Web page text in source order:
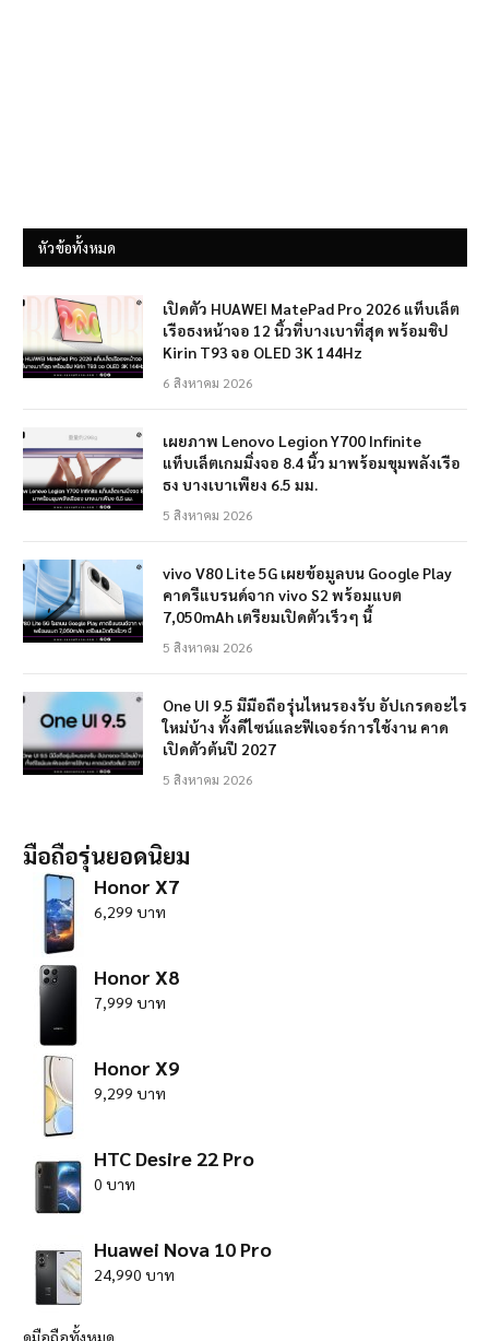
หัวข้อทั้งหมด
เปิดตัว HUAWEI MatePad Pro 2026 แท็บเล็ต
เรือธงหน้าจอ 12 นิ้วที่บางเบาที่สุด พร้อมชิป
Kirin T93 จอ OLED 3K 144Hz
6 สิงหาคม 2026
เผยภาพ Lenovo Legion Y700 Infinite
แท็บเล็ตเกมมิ่งจอ 8.4 นิ้ว มาพร้อมขุมพลังเรือ
ธง บางเบาเพียง 6.5 มม.
5 สิงหาคม 2026
vivo V80 Lite 5G เผยข้อมูลบน Google Play
คาดรีแบรนด์จาก vivo S2 พร้อมแบต
7,050mAh เตรียมเปิดตัวเร็วๆ นี้
5 สิงหาคม 2026
One UI 9.5 มีมือถือรุ่นไหนรองรับ อัปเกรดอะไร
ใหม่บ้าง ทั้งดีไซน์และฟีเจอร์การใช้งาน คาด
เปิดตัวต้นปี 2027
5 สิงหาคม 2026
มือถือรุ่นยอดนิยม
Honor X7
6,299 บาท
Honor X8
7,999 บาท
Honor X9
9,299 บาท
HTC Desire 22 Pro
0 บาท
Huawei Nova 10 Pro
24,990 บาท
ดูมือถือทั้งหมด